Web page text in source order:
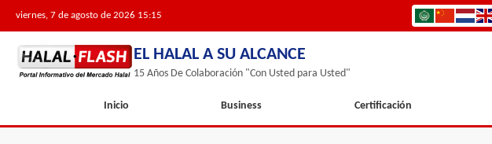
viernes, 7 de agosto de 2026 15:15
EL HALAL A SU ALCANCE
15 Años De Colaboración "Con Usted para Usted"
Inicio Business Certificación